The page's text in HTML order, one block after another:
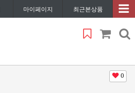
마이페이지 최근본상품
0